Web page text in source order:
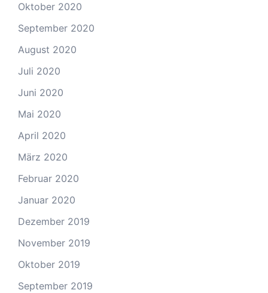
Oktober 2020
September 2020
August 2020
Juli 2020
Juni 2020
Mai 2020
April 2020
März 2020
Februar 2020
Januar 2020
Dezember 2019
November 2019
Oktober 2019
September 2019